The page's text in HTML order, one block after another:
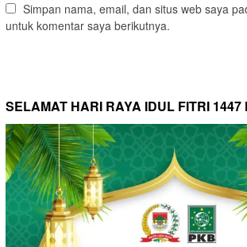
Simpan nama, email, dan situs web saya
untuk komentar saya berikutnya.
SELAMAT HARI RAYA IDUL FITRI 1447